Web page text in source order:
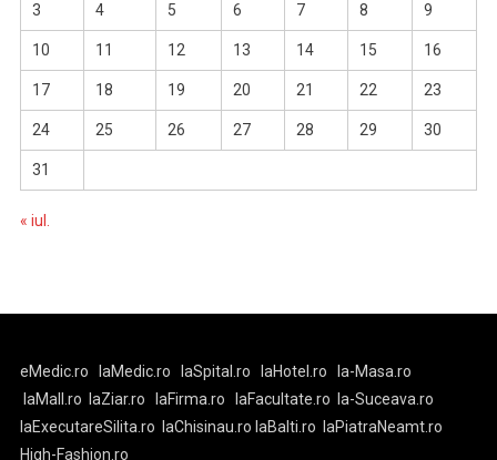
3 4 5 6 7 8 9
10 11 12 13 14 15 16
17 18 19 20 21 22 23
24 25 26 27 28 29 30
31
« iul.
eMedic.ro laMedic.ro laSpital.ro laHotel.ro
la-Masa.ro
laMall.ro
laZiar.ro laFirma.ro laFacultate.ro
la-Suceava.ro
laExecutareSilita.ro
laChisinau.ro laBalti.ro
laPiatraNeamt.ro
High-Fashion.ro